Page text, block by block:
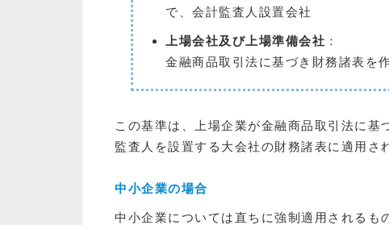
で、会計監査人設置会社
上場会社及び上場準備会社 ：
金融商品取引法に基づき財務諸表を
この基準は、上場企業が金融商品取引法に
監査人を設置する大会社の財務諸表に適用さ
中小企業の場合
中小企業については直ちに強制適用されるも